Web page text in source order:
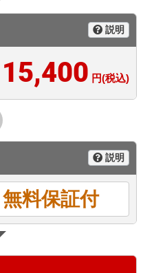
説明
15,400 円(税込)
説明
無料保証付